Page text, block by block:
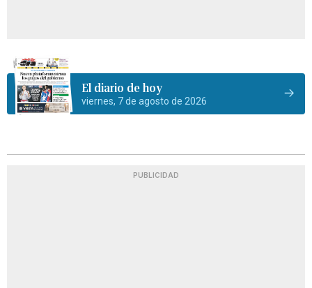
El diario de hoy
viernes, 7 de agosto de 2026
PUBLICIDAD